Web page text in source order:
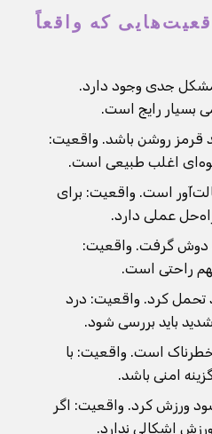
که واقعاً
مشکل جدی وجود دارد.
بسیار رایج است.
قرمز روشن باشد. واقعیت:
اغلب طبیعی است.
است. واقعیت: برای
عملی دارد.
دوش گرفت. واقعیت:
راحتی است.
تحمل کرد. واقعیت: درد
باید بررسی شود.
است. واقعیت: با
امنی باشد.
ورزش کرد. واقعیت: اگر
اشکالی ندارد.